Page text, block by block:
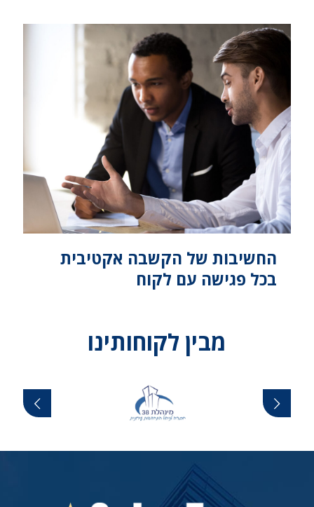
החשיבות של הקשבה אקטיבית
בכל פגישה עם לקוח
מבין לקוחותינו